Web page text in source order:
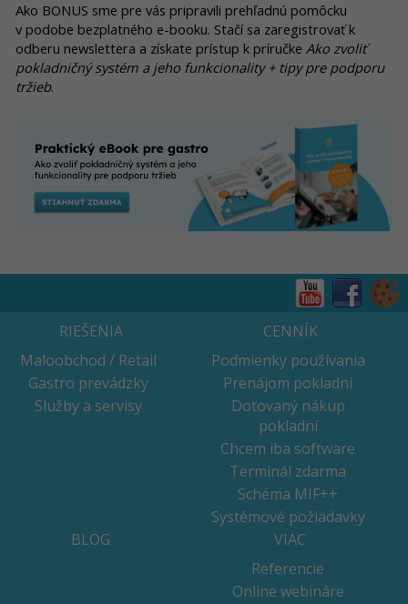
Ako BONUS sme pre vás pripravili prehľadnú pomôcku
v podobe bezplatného e-booku. Stačí sa zaregistrovať k
odberu newslettera a získate prístup k príručke Ako zvoliť
pokladničný systém a jeho funkcionality + tipy pre podporu
tržieb.
RIEŠENIA
Maloobchod / Retail
Gastro prevádzky
Služby a servisy
CENNÍK
Podmienky používania
Prenájom pokladní
Dotovaný nákup
pokladní
Chcem iba software
Terminál zdarma
Schéma MIF++
Systémové požiadavky
BLOG
VIAC
Referencie
Online webináre